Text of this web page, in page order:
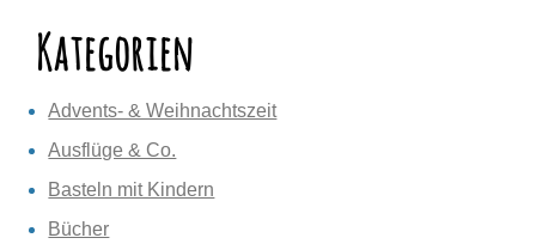
Kategorien
Advents- & Weihnachtszeit
Ausflüge & Co.
Basteln mit Kindern
Bücher